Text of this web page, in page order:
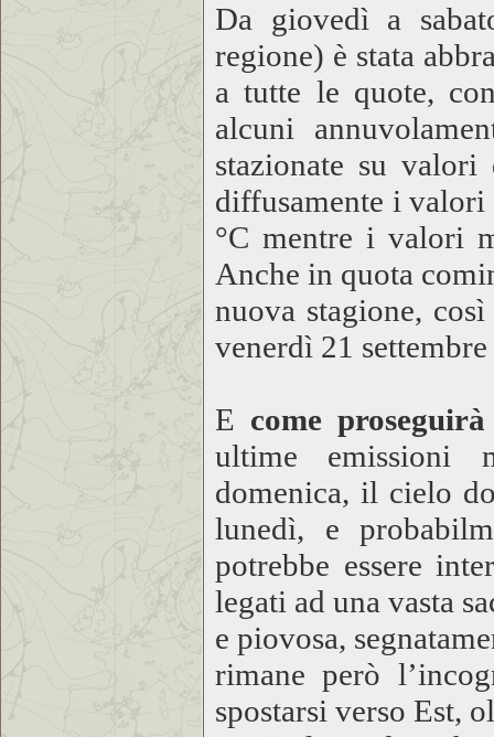
Da giovedì a
regione) è stata
a tutte le quote,
alcuni
stazionate su
diffusamente i
°C mentre i valori
Anche in quota
nuova stagione,
venerdì 21
E come
ultime emissioni
domenica, il cielo
lunedì, e
potrebbe essere
legati ad una vasta
e piovosa,
rimane però
spostarsi verso Est,